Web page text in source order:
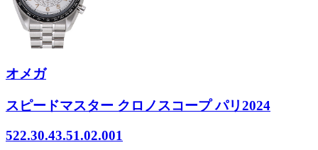
オメガ
スピードマスター クロノスコープ パリ2024
522.30.43.51.02.001